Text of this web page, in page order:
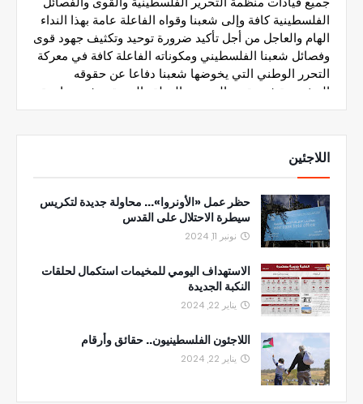
اللاجئين
حظر عمل «الأونروا»... محاولة جديدة لتكريس
سيطرة الاحتلال على القدس
نونبر 11, 2024
الاستهداف اليومي للمخيمات استكمال لحلقات
النكبة الجديدة
يناير 22, 2024
اللاجئون الفلسطينيون.. حقائق وأرقام
يناير 22, 2024